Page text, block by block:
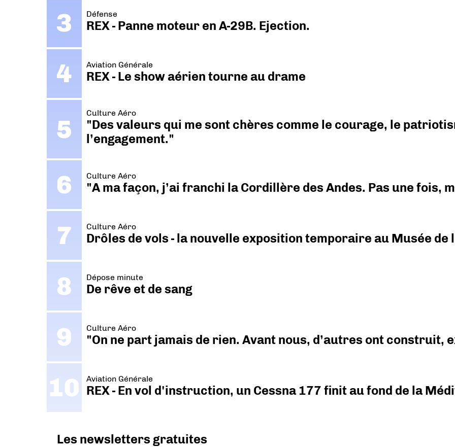
Défense
REX - Panne moteur en A-29B. Ejection.
Aviation Générale
REX - Le show aérien tourne au drame
Culture Aéro
"Des valeurs qui me sont chères comme le courage, le
l’engagement."
Culture Aéro
"A ma façon, j’ai franchi la Cordillère des Andes. Pas une fois,
Culture Aéro
Drôles de vols - la nouvelle exposition temporaire au Musée de
Dépose minute
De rêve et de sang
Culture Aéro
"On ne part jamais de rien. Avant nous, d’autres ont construit,
Aviation Générale
REX - En vol d'instruction, un Cessna 177 finit au fond de la
Les newsletters gratuites